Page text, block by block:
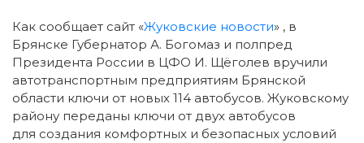
Как сообщает сайт «Жуковские новости» , в
Брянске Губернатор А. Богомаз и полпред
Президента России в ЦФО И. Щёголев вручили
автотранспортным предприятиям Брянской
области ключи от новых 114 автобусов. Жуковскому
району переданы ключи от двух автобусов
для создания комфортных и безопасных условий